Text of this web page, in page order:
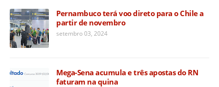
Pernambuco terá voo direto para o Chile a
partir de novembro
setembro 03, 2024
Mega-Sena acumula e três apostas do RN
faturam na quina